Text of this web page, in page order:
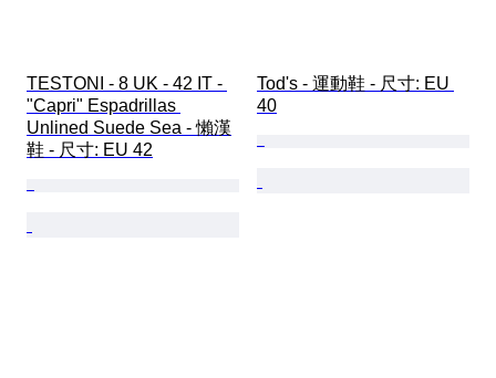
TESTONI - 8 UK - 42 IT -
"Capri" Espadrillas
Unlined Suede Sea - 懶漢
鞋 - 尺寸: EU 42
Tod's - 運動鞋 - 尺寸: EU
40